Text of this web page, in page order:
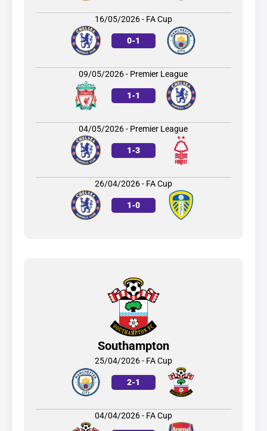
16/05/2026 - FA Cup
0-1
09/05/2026 - Premier League
1-1
04/05/2026 - Premier League
1-3
26/04/2026 - FA Cup
1-0
Southampton
25/04/2026 - FA Cup
2-1
04/04/2026 - FA Cup